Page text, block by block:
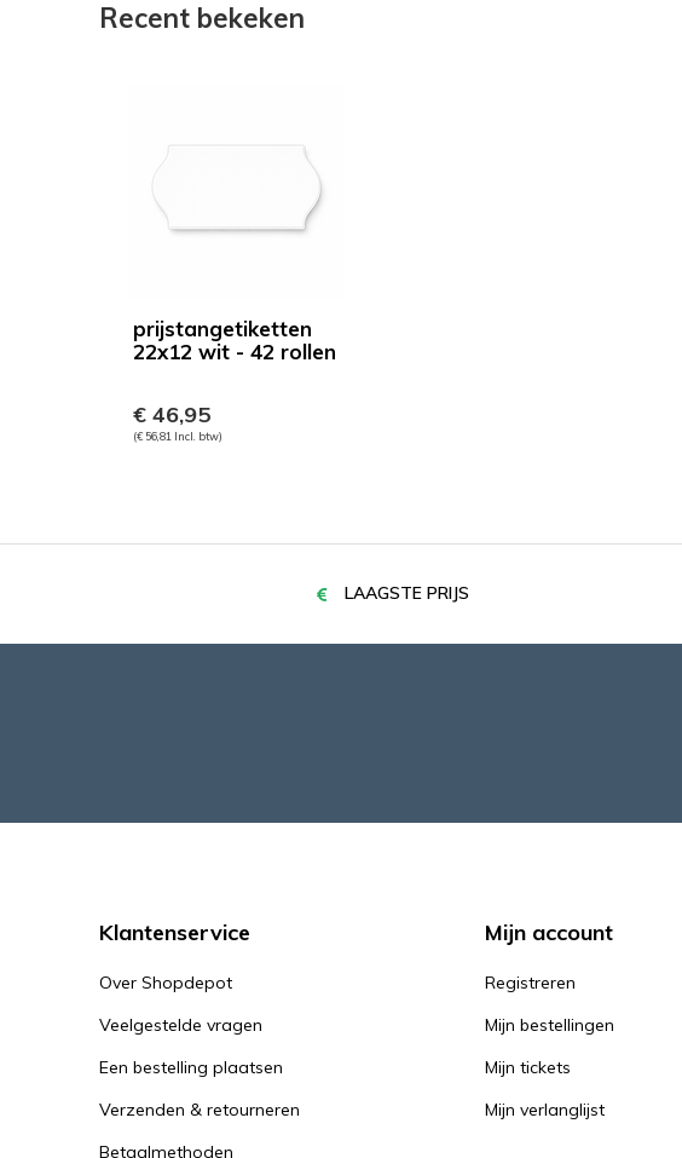
Recent bekeken
prijstangetiketten
22x12 wit - 42 rollen
€ 46,95
(€ 56,81 Incl. btw)
LAAGSTE PRIJS
Klantenservice
Over Shopdepot
Veelgestelde vragen
Een bestelling plaatsen
Verzenden & retourneren
Betaalmethoden
Mijn account
Registreren
Mijn bestellingen
Mijn tickets
Mijn verlanglijst